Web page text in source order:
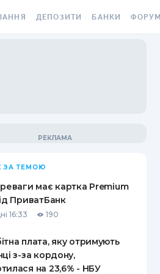
ВІНЬЄТКА
ВІД
ВИПАДКІВ
ДЕПОЗИТИ
ПИТАННЯ ТА ВІДПОВІДІ
ПУТІВНИКИ ПО
БАНКИ ФОРУМ
ЗА ТЕМОЮ
має картка Premium
ПриватБанк
16:33 190
плата, яку отримують
з-за кордону,
на 23,6% - НБУ